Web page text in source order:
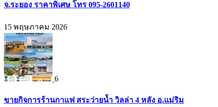
จ.ระยอง ราคาพิเศษ โทร 095-2601140
15 พฤษภาคม 2026
6
ขายกิจการร้านกาแฟ สระว่ายน้ำ วิลล่า 4 หลัง อ.แม่ริม